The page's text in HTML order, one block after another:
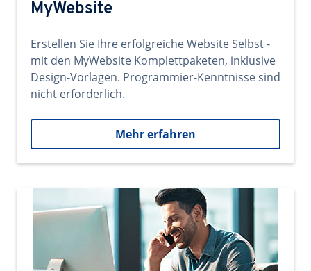
MyWebsite
Erstellen Sie Ihre erfolgreiche Website Selbst -
mit den MyWebsite Komplettpaketen, inklusive
Design-Vorlagen. Programmier-Kenntnisse sind
nicht erforderlich.
Mehr erfahren